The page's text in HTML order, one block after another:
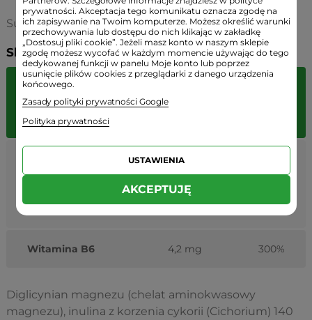
Suplement jest odpowiedni dlaWEGAN.
Składniki:
Składniki
dzienna (3
magnezu,w
1800 mg
200 mg
-
Witamina B6 4,2 mg 300%
Diglicynian magnezu (chelat aminokwasowy
magnezu), inulina z korzenia cykorii (Cichorium) 140
prywatności. Akceptacja tego komunikatu oznacza zgodę na
ich zapisywanie na Twoim komputerze. Możesz określić warunki
przechowywania lub dostępu do nich klikając w zakładkę
„Dostosuj pliki cookie”. Jeżeli masz konto w naszym sklepie
zgodę możesz wycofać w każdym momencie używając do tego
dedykowanej funkcji w panelu Moje konto lub poprzez
usunięcie plików cookies z przeglądarki z danego urządzenia
końcowego.
Zasady polityki prywatności Google
Polityka prywatności
USTAWIENIA
AKCEPTUJĘ